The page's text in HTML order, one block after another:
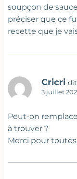
soupçon de
préciser que ce
recette que je
Cricri
3 juillet
Peut-on
à trouver ?
Merci pour